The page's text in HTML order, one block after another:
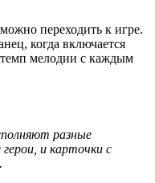
переходить к игре.
когда включается
темп мелодии с каждым
разные
и карточки с